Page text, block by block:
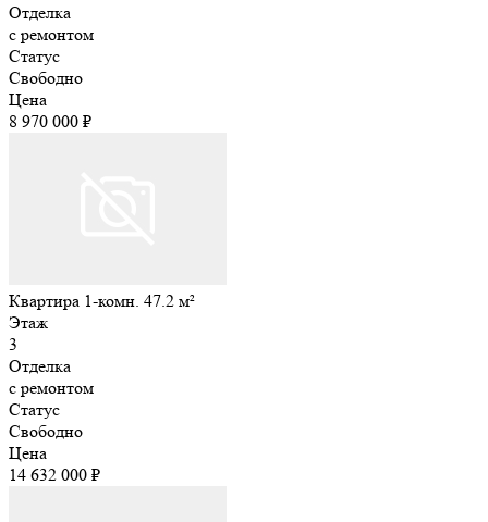
Отделка
с ремонтом
Статус
Свободно
Цена
8 970 000 ₽
Квартира 1-комн. 47.2 м²
Этаж
3
Отделка
с ремонтом
Статус
Свободно
Цена
14 632 000 ₽